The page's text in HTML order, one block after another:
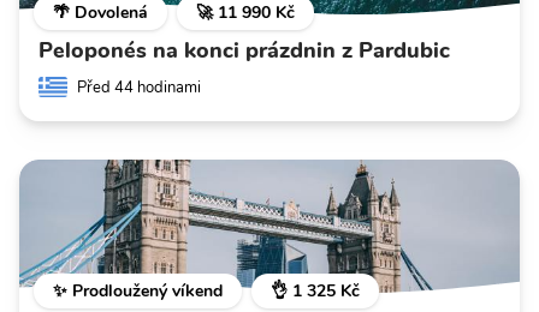
🌴 Dovolená 🚀 11 990 Kč
Peloponés na konci prázdnin z Pardubic
Před 44 hodinami
✨ Prodloužený víkend 👌 1 325 Kč